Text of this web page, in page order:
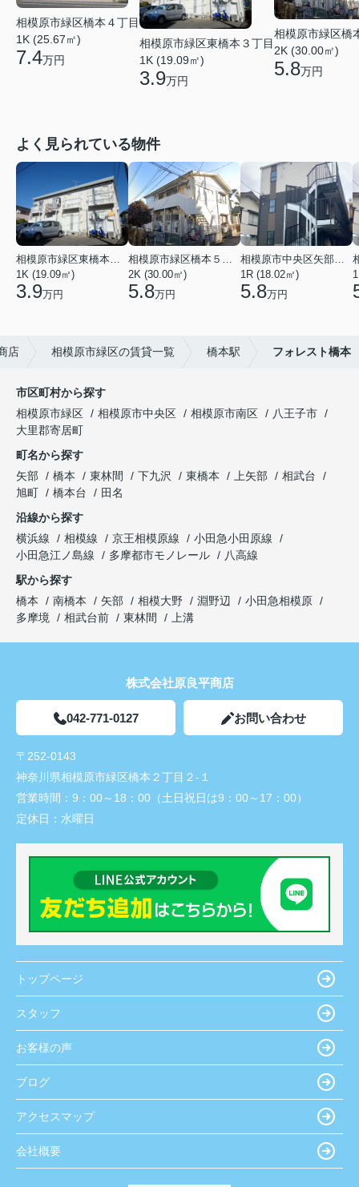
相模原市緑区橋本４丁目
1K (25.67㎡)
7.4万円
相模原市緑区東橋本３丁目
1K (19.09㎡)
3.9万円
相模原市緑区橋
2K (30.00㎡)
5.8万円
よく見られている物件
相模原市緑区東橋本３丁目
1K (19.09㎡)
3.9万円
相模原市緑区橋本５丁目
2K (30.00㎡)
5.8万円
相模原市中央区矢部１丁目
1R (18.02㎡)
5.8万円
店 相模原市緑区の賃貸一覧 橋本駅 フォレスト橋本
市区町村から探す
相模原市緑区
相模原市中央区 相模原市南区
八王子市
大里郡寄居町
町名から探す
矢部
橋本 東林間 下九沢 東橋本 上矢部
相武台
旭町
橋本台
田名
沿線から探す
横浜線
相模線 京王相模原線
小田急小田原線
小田急江ノ島線
多摩都市モノレール
八高線
駅から探す
橋本
南橋本 矢部 相模大野 淵野辺
小田急相模原
多摩境
相武台前 東林間 上溝
株式会社原良平商店
042-771-0127 お問い合わせ
〒252-0143
神奈川県相模原市緑区橋本２丁目２-１
営業時間： 9：00～18：00（土日祝日は9：00～17：00）
定休日： 水曜日
トップページ
スタッフ
お客様の声
ブログ
アクセスマップ
会社概要